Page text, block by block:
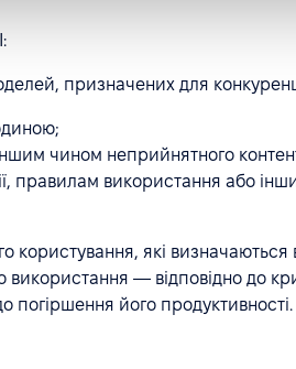
призначених для
чином неприйнятного
правилам використання або
які визначаються
— відповідно до
його продуктивності.